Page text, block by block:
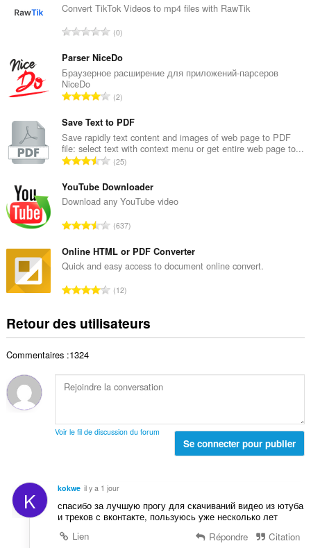
Convert TikTok Videos to mp4 files with RawTik
N
m
b
e
o
t
a
d
e
n
o
e
s
0
Parser NiceDo
Браузерное расширение для приложений-парсеров
NiceDo
N
m
b
r
e
o
t
a
d
e
o
e
s
2
Save Text to PDF
Save rapidly text content and images of web page to PDF
file: select text with context menu or get entire web page to...
N
m
b
e
o
t
a
e
n
e
s
25
YouTube Downloader
Download any YouTube video
N
m
b
e
o
t
d
e
t
637
Online HTML or PDF Converter
Quick and easy access to document online convert.
N
b
t
o
l
o
e
s
12
Retour des utilisateurs
Commentaires :1324
Voir le fil de discussion du forum
Se connecter pour publier
K kokwe il y a 1 jour
спасибо за лучшую прогу для скачиваний видео из ютуба
и треков с вконтакте, пользуюсь уже несколько лет
Lien
Répondre Citation